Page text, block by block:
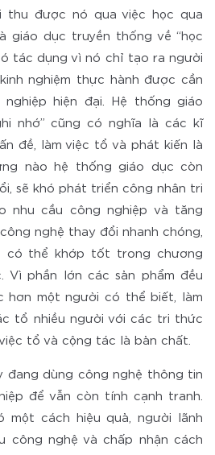
thu được nó qua việc học qua
giáo dục truyền thống về “học
tác dụng vì nó chỉ tạo ra người
nghiệm thực hành được cần
hiện đại. Hệ thống giáo
nhớ” cũng có nghĩa là các kĩ
đề, làm việc tổ và phát kiến là
nào hệ thống giáo dục còn
sẽ khó phát triển công nhân tri
nhu cầu công nghiệp và tăng
nghệ thay đổi nhanh chóng,
có thể khớp tốt trong chương
Vì phần lớn các sản phẩm đều
hơn một người có thể biết, làm
tổ nhiều người với các tri thức
tổ và cộng tác là bản chất.
đang dùng công nghệ thông tin
để vẫn còn tính cạnh tranh.
một cách hiệu quả, người lãnh
công nghệ và chấp nhận cách